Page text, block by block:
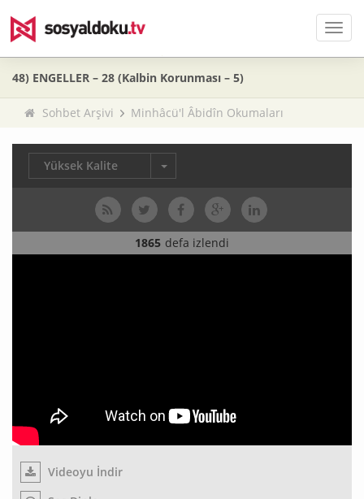
Menü
48) ENGELLER – 28 (Kalbin Korunması – 5)
Sohbet Arşivi Minhâcü'l Âbidîn Okumaları
Yüksek Kalite
1865 defa izlendi
Videoyu İndir